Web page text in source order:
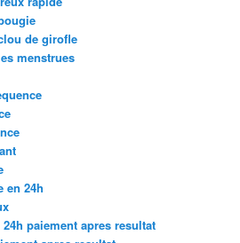
de girofle
menstrues
en 24h
paiement apres resultat